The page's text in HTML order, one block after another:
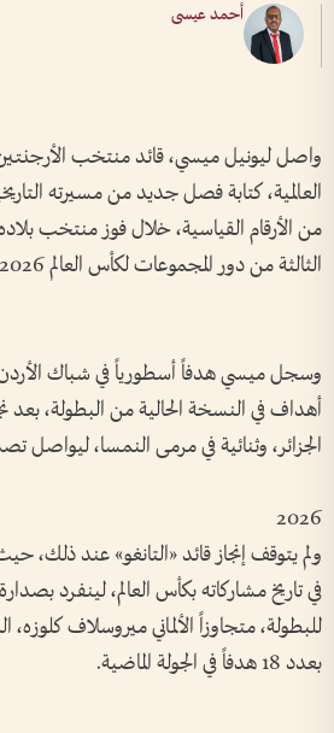
أحمد عيسى
واصل ليونيل ميسي، قائد منتخب
العالمية، كتابة فصل جديد من مسيرته
من الأرقام القياسية، خلال فوز منتخب
الثالثة من دور المجموعات لكأس العالم 2026 .
وسجل ميسي هدفاً أسطورياً في شباك
أهداف في النسخة الحالية من البطولة، بعد
الجزائر، وثنائية في مرمى النمسا، ليواصل
2026
في تاريخ مشاركاته بكأس العالم، لينفرد
للبطولة، متجاوزاً الألماني ميروسلاف
بعدد 18 هدفاً في الجولة الماضية.